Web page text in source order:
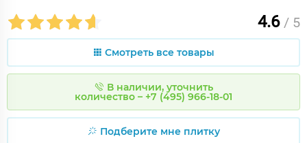
4.6 / 5
Смотреть все товары
В наличии, уточнить
количество – +7 (495) 966-18-01
Подберите мне плитку